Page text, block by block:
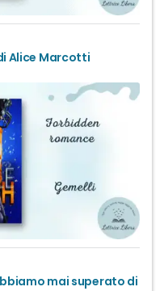
Alice Marcotti
mai superato di